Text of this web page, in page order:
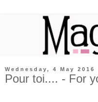
Wednesday, 4 May 2016
Pour toi.... - For